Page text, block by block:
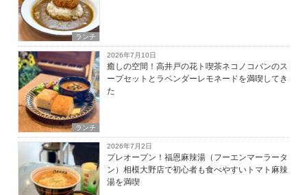
ランチ
ランチ
2026年7月10日
癒しの空間！高井戸の花ト喫茶ネコノコバンのス
ープセットとラベンダーレモネードを満喫してき
た
2026年7月2日
プレオープン！福恩麻辣湯（フーエンマーラータ
ン）相模大野店で初心者も食べやすいトマト麻辣
湯を満喫